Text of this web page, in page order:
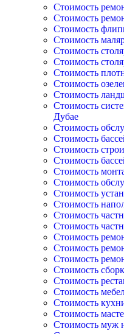
Стоимость
Стоимость
Стоимость
Стоимость
Стоимость
Стоимость
Стоимость
Стоимость
Стоимость
Стоимость
Дубае
Стоимость
Стоимость
Стоимость
Стоимость
Стоимость
Стоимость
Стоимость
Стоимость
Стоимость
Стоимость
Стоимость
Стоимость
Стоимость
Стоимость
Стоимость
Стоимость
Стоимость
Стоимость
Стоимость муж